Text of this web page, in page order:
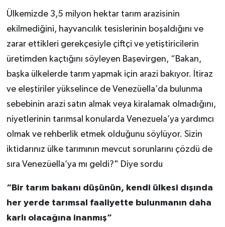
Ülkemizde 3,5 milyon hektar tarım arazisinin
ekilmediğini, hayvancılık tesislerinin boşaldığını ve
zarar ettikleri gerekçesiyle çiftçi ve yetiştiricilerin
üretimden kaçtığını söyleyen Başevirgen, “Bakan,
başka ülkelerde tarım yapmak için arazi bakıyor. İtiraz
ve eleştiriler yükselince de Venezüella’da bulunma
sebebinin arazi satın almak veya kiralamak olmadığını,
niyetlerinin tarımsal konularda Venezuela’ya yardımcı
olmak ve rehberlik etmek olduğunu söylüyor. Sizin
iktidarınız ülke tarımının mevcut sorunlarını çözdü de
sıra Venezüella’ya mı geldi?" Diye sordu
“Bir tarım bakanı düşünün, kendi ülkesi dışında
her yerde tarımsal faaliyette bulunmanın daha
karlı olacağına inanmış”